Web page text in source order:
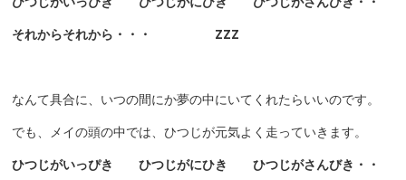
それからそれから・・・ ZZZ
なんて具合に、いつの間にか夢の中にいてくれたらいいのです。
でも、メイの頭の中では、ひつじが元気よく走っていきます。
ひつじがいっぴきひつじがにひきひつじがさんびき・・